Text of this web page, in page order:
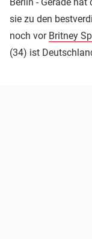
sie zu den
noch vor Britney
(34) ist